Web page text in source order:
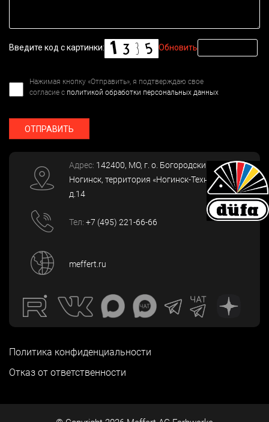
Введите код с картинки: Обновить
Нажимая кнопку «Отправить», я подтверждаю свое
согласие с политикой обработки персональных данных
ОТПРАВИТЬ
Адрес: 142400, МО, г. о. Богородский, г.
Ногинск, территория «Ногинск-Технопарк»,
д.14
Тел: +7 (495) 221-66-66
meffert.ru
Политика конфиденциальности
Отказ от ответственности